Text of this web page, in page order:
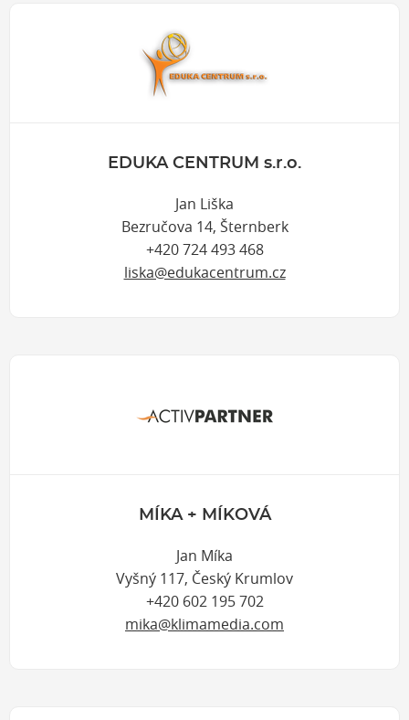
EDUKA CENTRUM s.r.o.
Jan Liška
Bezručova 14, Šternberk
+420 724 493 468
liska@edukacentrum.cz
MÍKA + MÍKOVÁ
Jan Míka
Vyšný 117, Český Krumlov
+420 602 195 702
mika@klimamedia.com